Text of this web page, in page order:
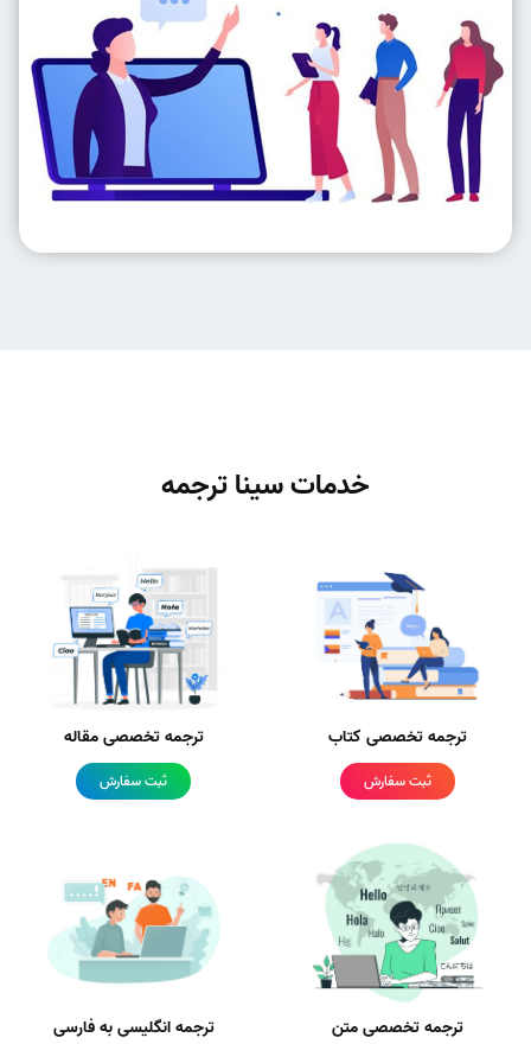
خدمات سینا ترجمه
ترجمه تخصصی کتاب
ثبت سفارش
ترجمه تخصصی مقاله
ثبت سفارش
ترجمه تخصصی متن ترجمه انگلیسی به فارسی